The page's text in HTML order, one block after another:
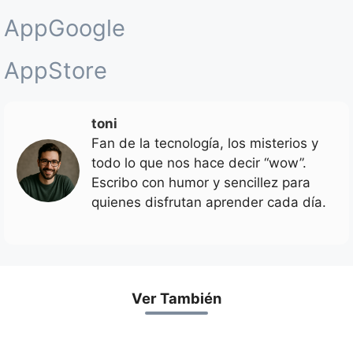
AppGoogle
AppStore
toni
Fan de la tecnología, los misterios y
todo lo que nos hace decir “wow”.
Escribo con humor y sencillez para
quienes disfrutan aprender cada día.
Ver También